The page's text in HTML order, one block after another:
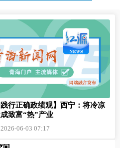
西宁：将冷凉蔬菜打...
出境水质连续5年保持Ⅰ类
：人走火灭，别让卡式炉...
偏多
噪令”
考期间有关项目暂停施工
连通工程通车
践行正确政绩观】西宁：将冷凉
致富“热”产业
2026-06-03 07:17